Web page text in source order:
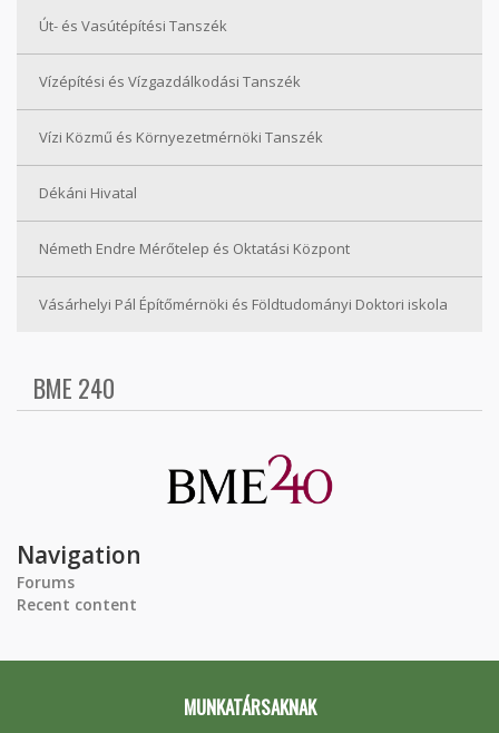
Út- és Vasútépítési Tanszék
Vízépítési és Vízgazdálkodási Tanszék
Vízi Közmű és Környezetmérnöki Tanszék
Dékáni Hivatal
Németh Endre Mérőtelep és Oktatási Központ
Vásárhelyi Pál Építőmérnöki és Földtudományi Doktori iskola
BME 240
Navigation
Forums
Recent content
MUNKATÁRSAKNAK